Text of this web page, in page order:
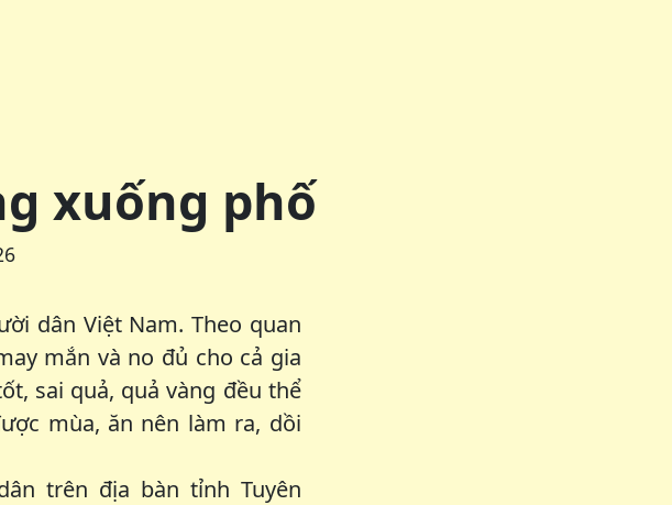
xuống phố
dân Việt Nam. Theo quan
mắn và no đủ cho cả gia
sai quả, quả vàng đều thể
mùa, ăn nên làm ra, dồi
trên địa bàn tỉnh Tuyên